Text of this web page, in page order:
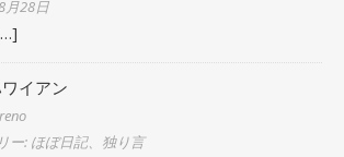
月28日
イアン
ー: ほぼ日記、独り言